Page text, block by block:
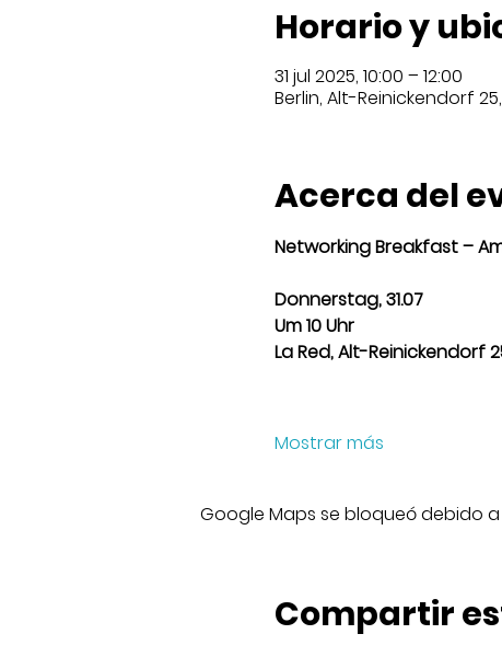
Horario y
31 jul 2025, 10:00 – 12:00
Berlin, Alt-Reinickendorf
Acerca del
Networking Breakfast – Am
Donnerstag, 31.07
Um 10 Uhr
La Red, Alt-Reinickendorf
Mostrar más
Google Maps se bloqueó debido
Compartir